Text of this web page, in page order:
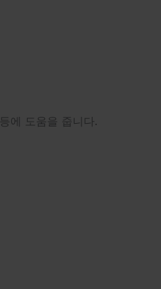
등에 도움을 줍니다.